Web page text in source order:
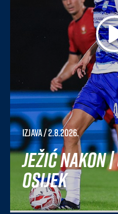
Izjava/ 2.8.2026.
Ježić nakon
Osijek